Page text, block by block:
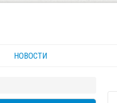
НОВОСТИ